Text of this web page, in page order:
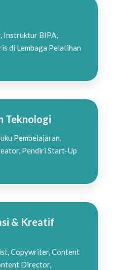
Instruktur BIPA,
di Lembaga Pelatihan
Teknologi
Pembelajaran,
Pendiri Start-Up
& Kreatif
Copywriter, Content
Director,